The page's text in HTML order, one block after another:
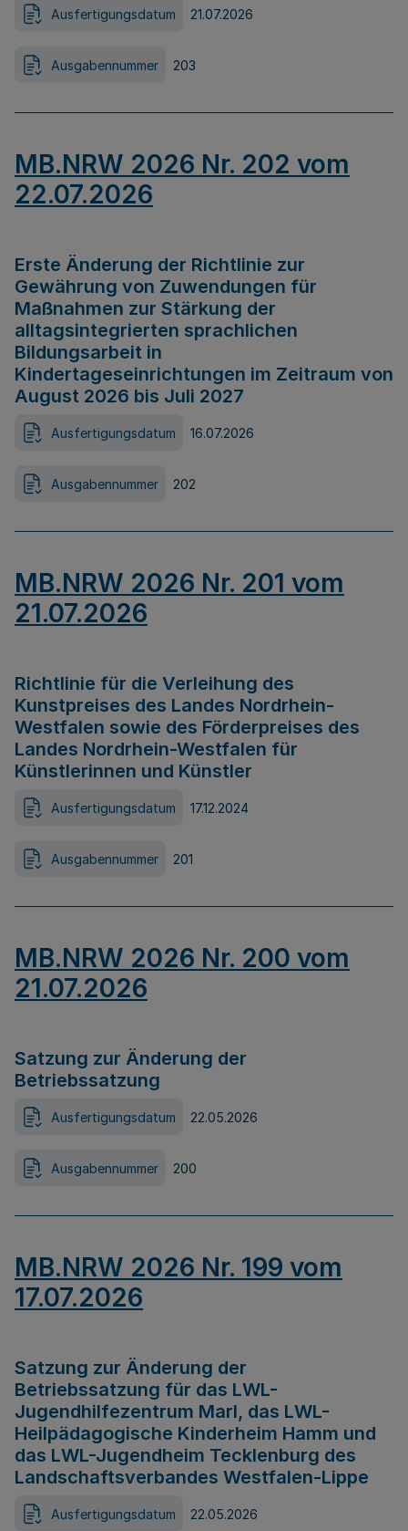
Ausfertigungsdatum 21.07.2026
Ausgabennummer 203
MB.NRW 2026 Nr. 202 vom
22.07.2026
Erste Änderung der Richtlinie zur
Gewährung von Zuwendungen für
Maßnahmen zur Stärkung der
alltagsintegrierten sprachlichen
Bildungsarbeit in
Kindertageseinrichtungen im Zeitraum von
August 2026 bis Juli 2027
Ausfertigungsdatum 16.07.2026
Ausgabennummer 202
MB.NRW 2026 Nr. 201 vom
21.07.2026
Richtlinie für die Verleihung des
Kunstpreises des Landes Nordrhein-
Westfalen sowie des Förderpreises des
Landes Nordrhein-Westfalen für
Künstlerinnen und Künstler
Ausfertigungsdatum 17.12.2024
Ausgabennummer 201
MB.NRW 2026 Nr. 200 vom
21.07.2026
Satzung zur Änderung der
Betriebssatzung
Ausfertigungsdatum 22.05.2026
Ausgabennummer 200
MB.NRW 2026 Nr. 199 vom
17.07.2026
Satzung zur Änderung der
Betriebssatzung für das LWL-
Jugendhilfezentrum Marl, das LWL-
Heilpädagogische Kinderheim Hamm und
das LWL-Jugendheim Tecklenburg des
Landschaftsverbandes Westfalen-Lippe
Ausfertigungsdatum 22.05.2026